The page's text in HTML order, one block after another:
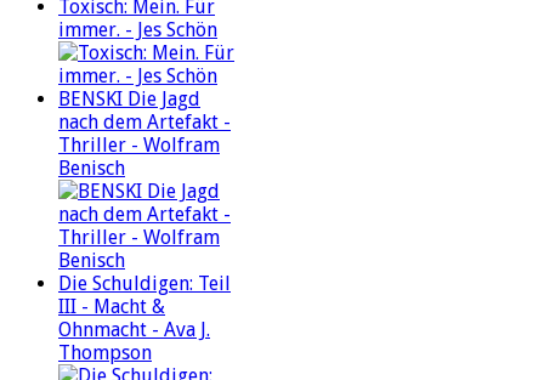
Toxisch: Mein. Für
immer. - Jes Schön
BENSKI Die Jagd
nach dem Artefakt -
Thriller - Wolfram
Benisch
Die Schuldigen: Teil
III - Macht &
Ohnmacht - Ava J.
Thompson